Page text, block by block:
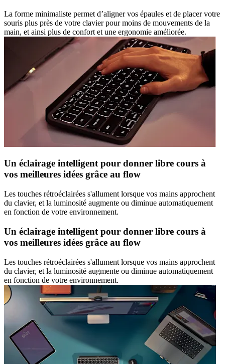
La forme minimaliste permet d’aligner vos épaules et de placer votre
souris plus près de votre clavier pour moins de mouvements de la
main, et ainsi plus de confort et une ergonomie améliorée.
Un éclairage intelligent pour donner libre cours à
vos meilleures idées grâce au flow
Les touches rétroéclairées s'allument lorsque vos mains approchent
du clavier, et la luminosité augmente ou diminue automatiquement
en fonction de votre environnement.
Un éclairage intelligent pour donner libre cours à
vos meilleures idées grâce au flow
Les touches rétroéclairées s'allument lorsque vos mains approchent
du clavier, et la luminosité augmente ou diminue automatiquement
en fonction de votre environnement.